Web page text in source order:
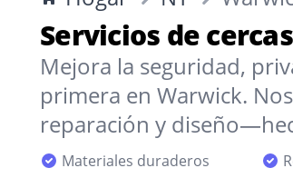
Servicios de
Mejora la seguridad,
primera en Warwick.
reparación y
Materiales duraderos